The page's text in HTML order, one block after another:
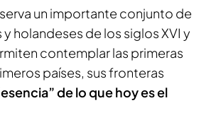
un importante conjunto de
holandeses de los siglos XVI y
contemplar las primeras
países, sus fronteras
de lo que hoy es el